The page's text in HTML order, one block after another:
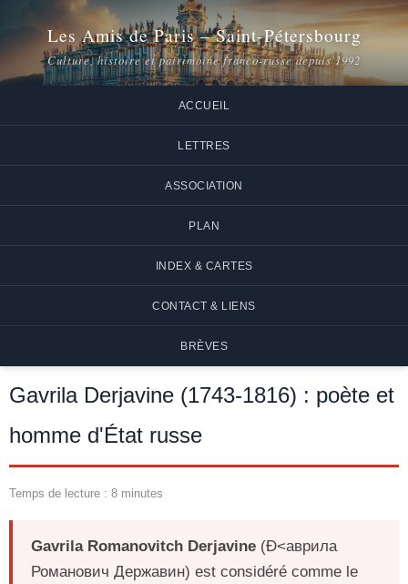
Les Amis de Paris – Saint-Pétersbourg
Culture, histoire et patrimoine franco-russe depuis 1992
ACCUEIL
LETTRES
ASSOCIATION
PLAN
INDEX & CARTES
CONTACT & LIENS
BRÈVES
Gavrila Derjavine (1743-1816) : poète et
homme d'État russe
Temps de lecture : 8 minutes
Gavrila Romanovitch Derjavine (Ð<аврила
Романович Державин) est considéré comme le